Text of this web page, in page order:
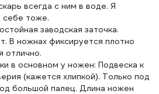
всегда с ним в воде. Я
себе тоже.
заводская заточка.
В ножнах фиксируется плотно
отлично.
в основном у ножен: Подвеска к
(кажется хлипкой). Только под
большой палец. Длина ножен